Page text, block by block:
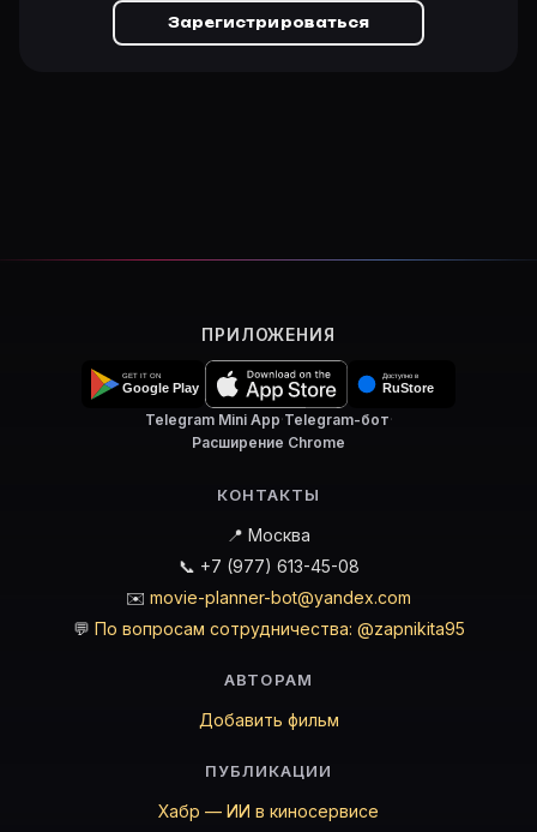
Зарегистрироваться
ПРИЛОЖЕНИЯ
Telegram Mini App·Telegram-бот·
Расширение Chrome
КОНТАКТЫ
📍 Москва
📞 +7 (977) 613-45-08
✉️ movie-planner-bot@yandex.com
💬 По вопросам сотрудничества: @zapnikita95
АВТОРАМ
Добавить фильм
ПУБЛИКАЦИИ
Хабр — ИИ в киносервисе